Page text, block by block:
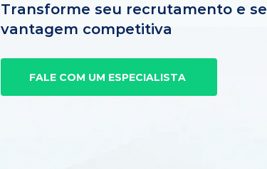
Transforme seu recrutamento e
vantagem competitiva
FALE COM UM ESPECIALISTA